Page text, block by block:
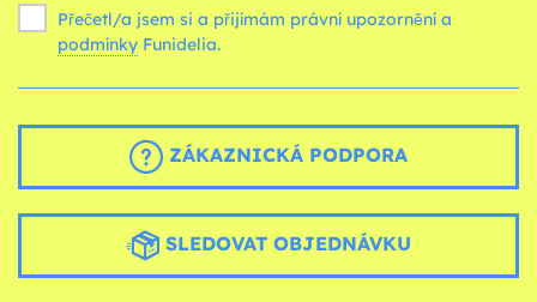
Přečetl/a jsem si a přijímám právní upozornění a
podmínky Funidelia.
ZÁKAZNICKÁ PODPORA
SLEDOVAT OBJEDNÁVKU